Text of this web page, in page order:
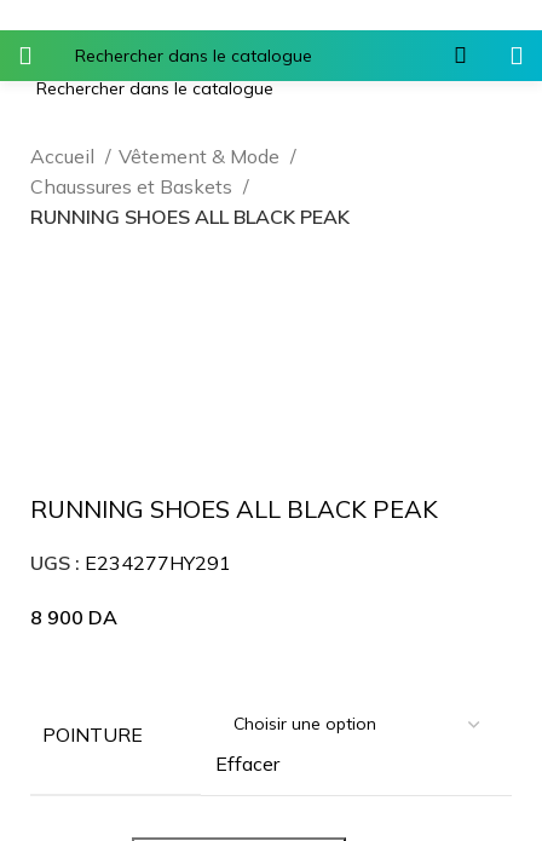
Accueil
Vêtement & Mode
Chaussures et Baskets
RUNNING SHOES ALL BLACK PEAK
RUNNING SHOES ALL BLACK PEAK
UGS : E234277HY291
8 900 DA
POINTURE
Effacer